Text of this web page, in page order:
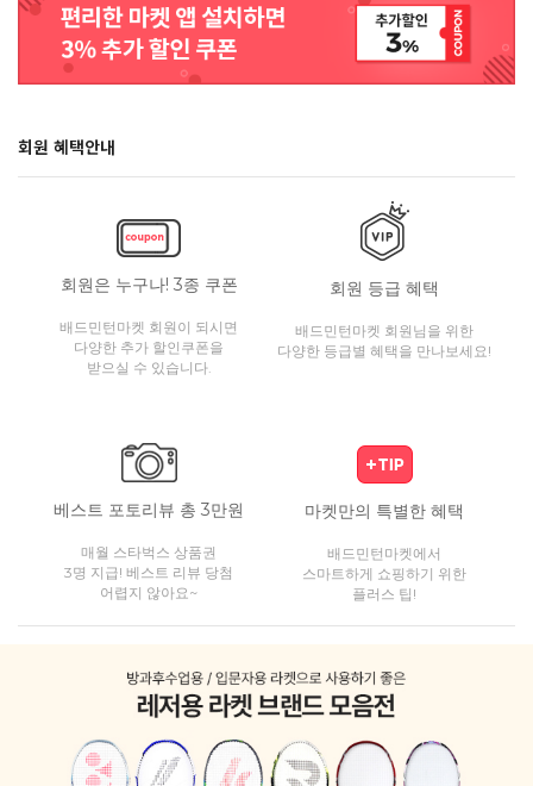
회원 혜택안내
회원은 누구나! 3종 쿠폰
배드민턴마켓 회원이 되시면
다양한 추가 할인쿠폰을
받으실 수 있습니다.
회원 등급 혜택
배드민턴마켓 회원님을 위한
다양한 등급별 혜택을 만나보세요!
베스트 포토리뷰 총 3만원
매월 스타벅스 상품권
3명 지급! 베스트 리뷰 당첨
어렵지 않아요~
마켓만의 특별한 혜택
배드민턴마켓에서
스마트하게 쇼핑하기 위한
플러스 팁!